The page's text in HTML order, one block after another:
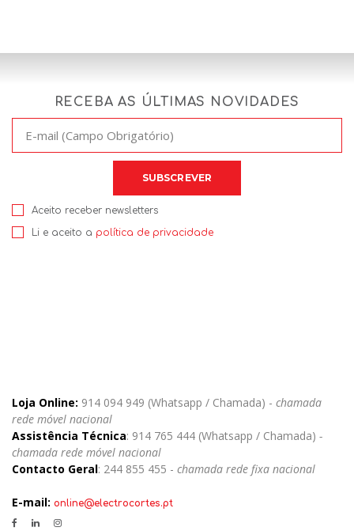
RECEBA AS ÚLTIMAS NOVIDADES
Aceito receber newsletters
Li e aceito a política de privacidade
Loja Online: 914 094 949 (Whatsapp / Chamada) - chamada
rede móvel nacional
Assistência Técnica: 914 765 444 (Whatsapp / Chamada) -
chamada rede móvel nacional
Contacto Geral: 244 855 455 - chamada rede fixa nacional
E-mail: online@electrocortes.pt